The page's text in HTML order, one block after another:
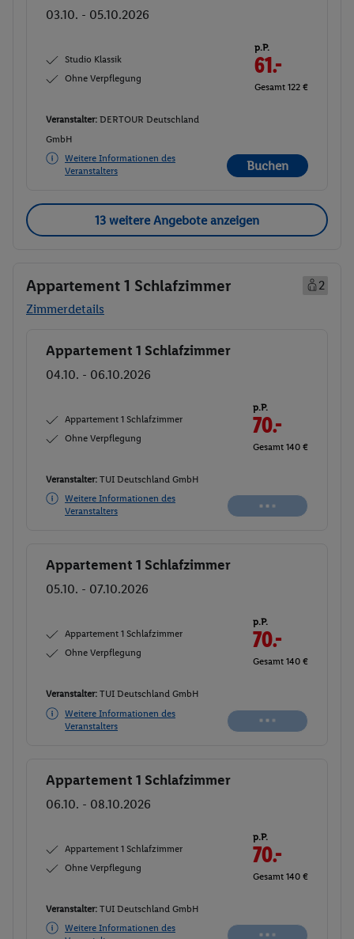
03.10. - 05.10.2026
Studio Klassik
Ohne Verpflegung
p.P.
61.-
Gesamt 122 €
Veranstalter: DERTOUR Deutschland
GmbH
Weitere Informationen des
Veranstalters
Buchen
13 weitere Angebote anzeigen
Appartement 1 Schlafzimmer
2
Zimmerdetails
Buchen
Appartement 1 Schlafzimmer
04.10. - 06.10.2026
Appartement 1 Schlafzimmer
Ohne Verpflegung
p.P.
70.-
Gesamt 140 €
Veranstalter: TUI Deutschland GmbH
Weitere Informationen des
Veranstalters
Buchen
Appartement 1 Schlafzimmer
05.10. - 07.10.2026
Appartement 1 Schlafzimmer
Ohne Verpflegung
p.P.
71.-
Gesamt 142 €
Veranstalter: TUI Deutschland GmbH
Weitere Informationen des
Veranstalters
Buchen
Buchen
Appartement 1 Schlafzimmer
06.10. - 08.10.2026
Appartement 1 Schlafzimmer
Ohne Verpflegung
p.P.
71.-
Gesamt 142 €
Veranstalter: TUI Deutschland GmbH
Weitere Informationen des
Buchen